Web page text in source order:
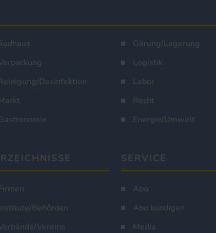
Gärung/Lagerung
Logistik
Desinfektion
Labor
Recht
Energie/Umwelt
Behörden
Vereine
SERVICE
Abo
Abo kündigen
Media